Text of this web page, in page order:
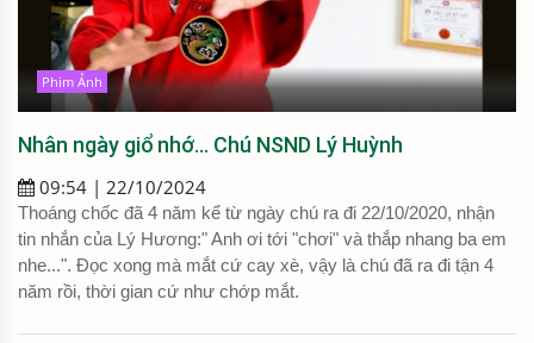
Phim Ảnh
Nhân ngày giổ nhớ... Chú NSND Lý Huỳnh
09:54 | 22/10/2024
Thoáng chốc đã 4 năm kể từ ngày chú ra đi 22/10/2020, nhận
tin nhắn của Lý Hương:" Anh ơi tới "chơi" và thắp nhang ba em
nhe...". Đọc xong mà mắt cứ cay xè, vậy là chú đã ra đi tận 4
năm rồi, thời gian cứ như chớp mắt.